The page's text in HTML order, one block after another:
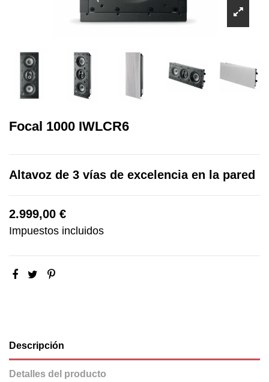
Focal 1000 IWLCR6
Altavoz de 3 vías de excelencia en la pared
2.999,00 €
Impuestos incluidos
Descripción
Detalles del producto